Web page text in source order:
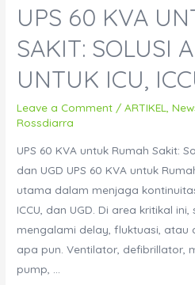
UPS 60 KVA
SAKIT: SOLUSI
UNTUK ICU,
Leave a Comment /ARTIKEL ,
Rossdiarra
UPS 60 KVA untuk Rumah Sakit:
dan UGD UPS 60 KVA untuk
utama dalam menjaga
ICCU, dan UGD. Di area kritikal
mengalami delay, fluktuasi, atau
apa pun. Ventilator, defibrillator,
pump, …